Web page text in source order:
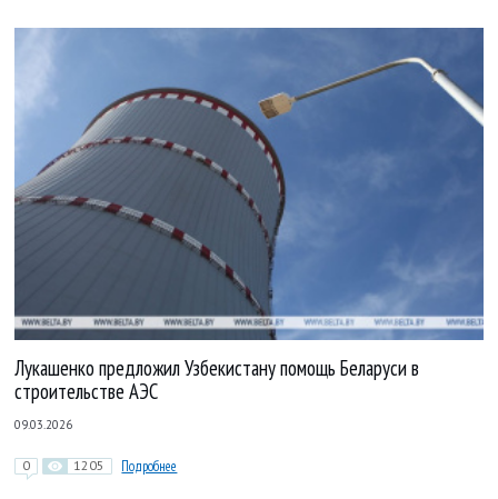
Лукашенко предложил Узбекистану помощь Беларуси в
строительстве АЭС
09.03.2026
0 1205 Подробнее